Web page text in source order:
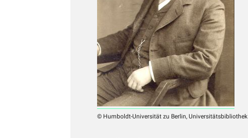
© Humboldt-Universität zu Berlin, Universitätsbibliothek